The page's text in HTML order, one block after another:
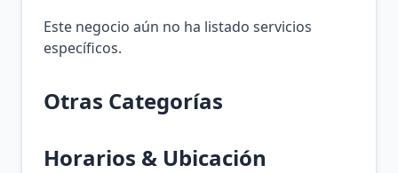
Este negocio aún no ha listado servicios
específicos.
Otras Categorías
Horarios & Ubicación